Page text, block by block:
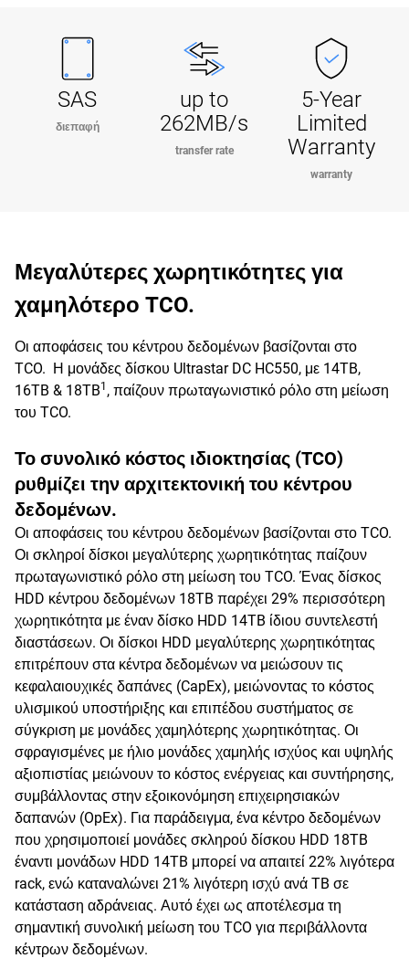
SAS
διεπαφή
up to
262MB/s
transfer rate
5-Year
Limited
Warranty
warranty
Μεγαλύτερες χωρητικότητες για
χαμηλότερο TCO.
Οι αποφάσεις του κέντρου δεδομένων βασίζονται στο
TCO. Η μονάδες δίσκου Ultrastar DC HC550, με 14TB,
16TB & 18TB1 , παίζουν πρωταγωνιστικό ρόλο στη μείωση
του TCO.
Το συνολικό κόστος ιδιοκτησίας (TCO)
ρυθμίζει την αρχιτεκτονική του κέντρου
δεδομένων.
Οι αποφάσεις του κέντρου δεδομένων βασίζονται στο TCO.
Οι σκληροί δίσκοι μεγαλύτερης χωρητικότητας παίζουν
πρωταγωνιστικό ρόλο στη μείωση του TCO. Ένας δίσκος
HDD κέντρου δεδομένων 18TB παρέχει 29% περισσότερη
χωρητικότητα με έναν δίσκο HDD 14TB ίδιου συντελεστή
διαστάσεων. Οι δίσκοι HDD μεγαλύτερης χωρητικότητας
επιτρέπουν στα κέντρα δεδομένων να μειώσουν τις
κεφαλαιουχικές δαπάνες (CapEx), μειώνοντας το κόστος
υλισμικού υποστήριξης και επιπέδου συστήματος σε
σύγκριση με μονάδες χαμηλότερης χωρητικότητας. Οι
σφραγισμένες με ήλιο μονάδες χαμηλής ισχύος και υψηλής
αξιοπιστίας μειώνουν το κόστος ενέργειας και συντήρησης,
συμβάλλοντας στην εξοικονόμηση επιχειρησιακών
δαπανών (OpEx). Για παράδειγμα, ένα κέντρο δεδομένων
που χρησιμοποιεί μονάδες σκληρού δίσκου HDD 18TB
έναντι μονάδων HDD 14TB μπορεί να απαιτεί 22% λιγότερα
rack, ενώ καταναλώνει 21% λιγότερη ισχύ ανά TB σε
κατάσταση αδράνειας. Αυτό έχει ως αποτέλεσμα τη
σημαντική συνολική μείωση του TCO για περιβάλλοντα
κέντρων δεδομένων.